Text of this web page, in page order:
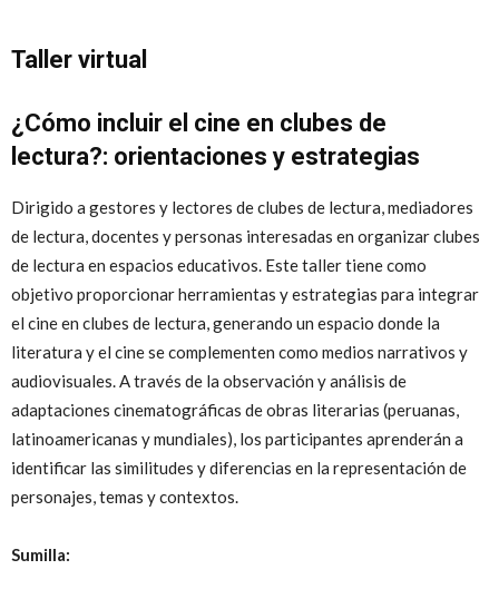
Taller virtual
¿Cómo incluir el cine en clubes de
lectura?: orientaciones y estrategias
Dirigido a gestores y lectores de clubes de lectura, mediadores
de lectura, docentes y personas interesadas en organizar clubes
de lectura en espacios educativos. Este taller tiene como
objetivo proporcionar herramientas y estrategias para integrar
el cine en clubes de lectura, generando un espacio donde la
literatura y el cine se complementen como medios narrativos y
audiovisuales. A través de la observación y análisis de
adaptaciones cinematográficas de obras literarias (peruanas,
latinoamericanas y mundiales), los participantes aprenderán a
identificar las similitudes y diferencias en la representación de
personajes, temas y contextos.
Sumilla: